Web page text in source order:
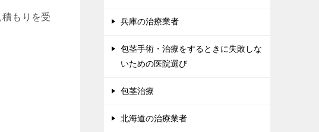
もりを受
兵庫の治療業者
包茎手術・治療をするときに失敗しな
いための医院選び
包茎治療
北海道の治療業者